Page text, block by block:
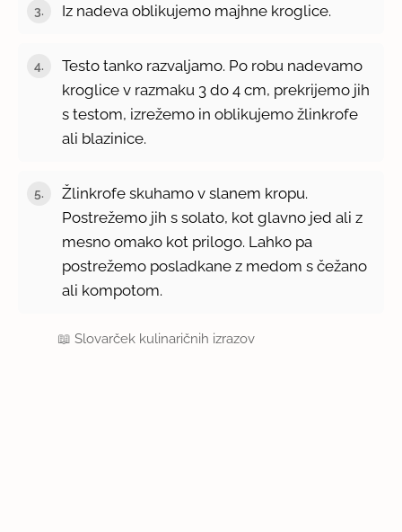
Iz nadeva oblikujemo majhne kroglice.
Testo tanko razvaljamo. Po robu nadevamo
kroglice v razmaku 3 do 4 cm, prekrijemo jih
s testom, izrežemo in oblikujemo žlinkrofe
ali blazinice.
Žlinkrofe skuhamo v slanem kropu.
Postrežemo jih s solato, kot glavno jed ali z
mesno omako kot prilogo. Lahko pa
postrežemo posladkane z medom s čežano
ali kompotom.
📖Slovarček kulinaričnih izrazov